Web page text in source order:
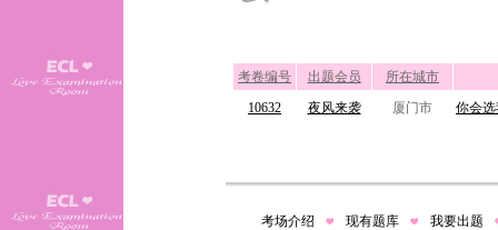
考卷编号 出题会员
所在城市
10632
夜风来袭 厦门市 你会
考场介绍 现有题库 我要出题